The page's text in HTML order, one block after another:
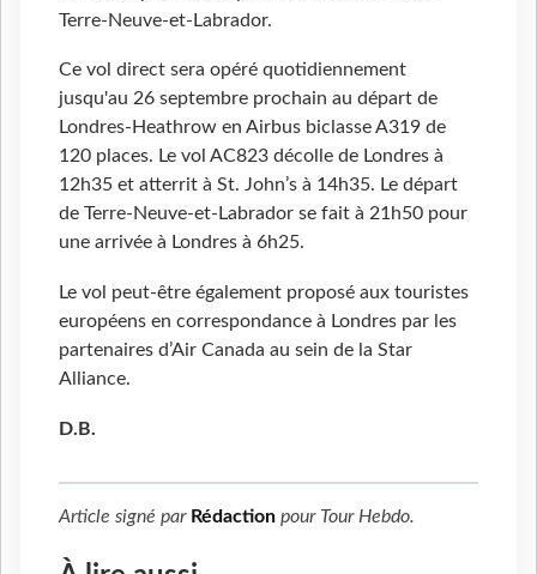
Terre-Neuve-et-Labrador.
Ce vol direct sera opéré quotidiennement
jusqu'au 26 septembre prochain au départ de
Londres-Heathrow en Airbus biclasse A319 de
120 places. Le vol AC823 décolle de Londres à
12h35 et atterrit à St. John’s à 14h35. Le départ
de Terre-Neuve-et-Labrador se fait à 21h50 pour
une arrivée à Londres à 6h25.
Le vol peut-être également proposé aux touristes
européens en correspondance à Londres par les
partenaires d’Air Canada au sein de la Star
Alliance.
D.B.
Article signé par Rédaction pour Tour Hebdo.